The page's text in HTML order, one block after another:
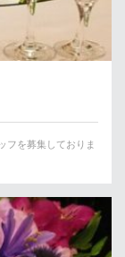
フを募集しておりま